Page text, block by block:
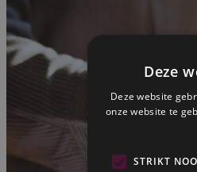
Deze
Deze website
onze website te
STRIKT